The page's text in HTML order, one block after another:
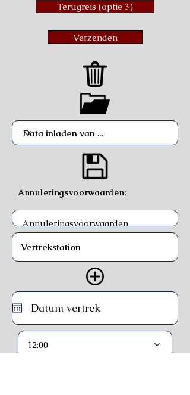
Terugreis (optie 3)
Verzenden
Annuleringsvoorwaarden:
12:00